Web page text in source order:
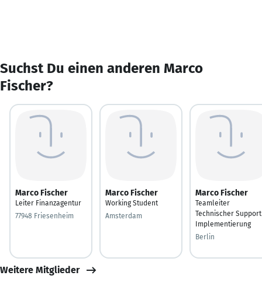
Suchst Du einen anderen Marco
Fischer?
Marco Fischer
Leiter Finanzagentur
77948 Friesenheim
Marco Fischer
Working Student
Amsterdam
Marco Fischer
Teamleiter
Technischer
Implementierung
Berlin
Weitere Mitglieder